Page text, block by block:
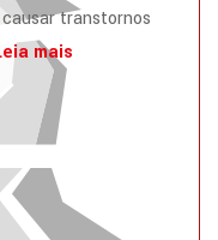
transtornos
mais